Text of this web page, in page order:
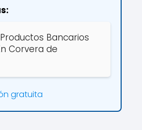
Bancarios
Corvera de
gratuita